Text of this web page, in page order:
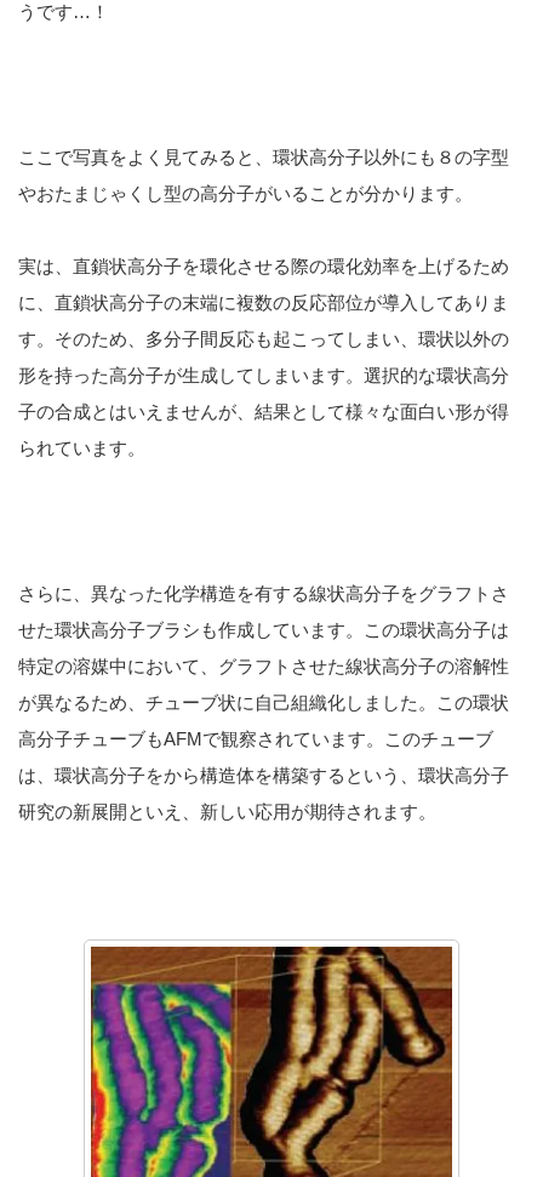
うです…！
ここで写真をよく見てみると、環状高分子以外にも８の字型
やおたまじゃくし型の高分子がいることが分かります。
実は、直鎖状高分子を環化させる際の環化効率を上げるため
に、直鎖状高分子の末端に複数の反応部位が導入してありま
す。そのため、多分子間反応も起こってしまい、環状以外の
形を持った高分子が生成してしまいます。選択的な環状高分
子の合成とはいえませんが、結果として様々な面白い形が得
られています。
さらに、異なった化学構造を有する線状高分子をグラフトさ
せた環状高分子ブラシも作成しています。この環状高分子は
特定の溶媒中において、グラフトさせた線状高分子の溶解性
が異なるため、チューブ状に自己組織化しました。この環状
高分子チューブもAFMで観察されています。このチューブ
は、環状高分子をから構造体を構築するという、環状高分子
研究の新展開といえ、新しい応用が期待されます。